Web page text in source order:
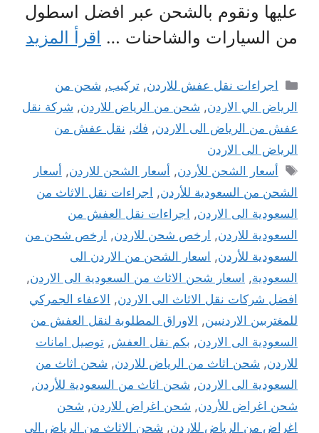
عليها ونقوم بالشحن عبر افضل اسطول
من السيارات والشاحنات … اقرأ المزيد
التصنيفات
اجراءات نقل عفش للاردن,تركيب, شحن من
الرياض الي الاردن, شحن من الرياض للاردن, شركة نقل
عفش من الرياض الى الاردن, فك, نقل عفش من
الرياض الى الاردن
الوسوم
أسعار الشحن للأردن, أسعار الشحن للاردن, أسعار
الشحن من السعودية للأردن, اجراءات نقل الاثاث من
السعودية الى الاردن, اجراءات نقل العفش من
السعودية للاردن, ارخص شحن للاردن, ارخص شحن من
السعودية للأردن, اسعار الشحن من الاردن الى
السعودية, اسعار شحن الاثاث من السعودية الى الاردن,
افضل شركات نقل الاثاث الى الاردن, الاعفاء الجمركي
للمغتربين الاردنيين, الاوراق المطلوبة لنقل العفش من
السعودية الى الاردن, بكم نقل العفش, توصيل امانات
للاردن, شحن اثاث من الرياض للاردن, شحن اثاث من
السعودية الى الاردن, شحن اثاث من السعودية للأردن,
شحن اغراض للأردن, شحن اغراض للاردن, شحن
اغراض من الرياض للاردن, شحن الاثاث من الرياض الى